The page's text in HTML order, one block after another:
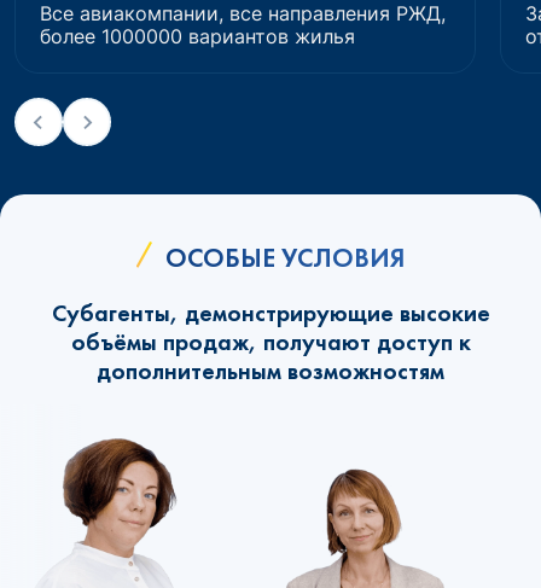
Все авиакомпании, все направления РЖД,
более 1000000 вариантов жилья
ОСОБЫЕ УСЛОВИЯ
Субагенты, демонстрирующие высокие
объёмы продаж, получают доступ к
дополнительным возможностям